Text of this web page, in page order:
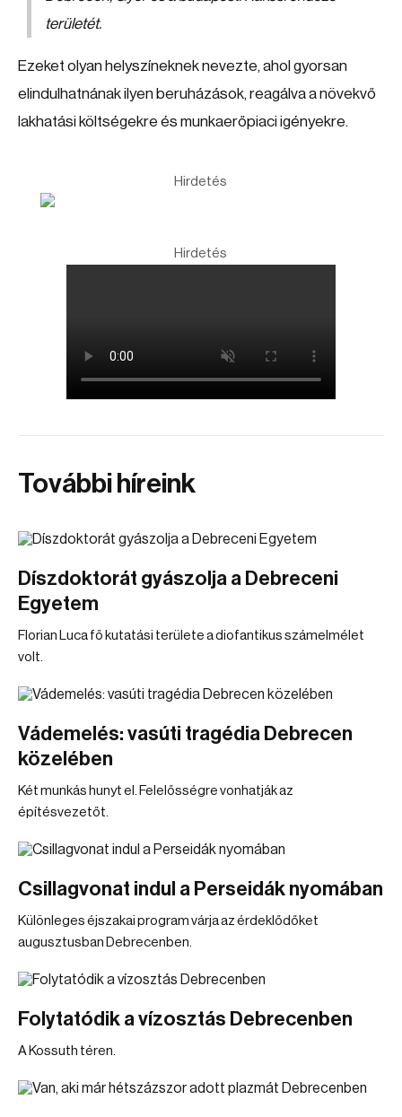
területét.
Ezeket olyan helyszíneknek nevezte, ahol gyorsan
elindulhatnának ilyen beruházások, reagálva a növekvő
lakhatási költségekre és munkaerőpiaci igényekre.
Hirdetés
Hirdetés
További híreink
Díszdoktorát gyászolja a Debreceni
Egyetem
Florian Luca fő kutatási területe a diofantikus számelmélet
volt.
Vádemelés: vasúti tragédia Debrecen
közelében
Két munkás hunyt el. Felelősségre vonhatják az
építésvezetőt.
Csillagvonat indul a Perseidák nyomában
Különleges éjszakai program várja az érdeklődőket
augusztusban Debrecenben.
Folytatódik a vízosztás Debrecenben
A Kossuth téren.